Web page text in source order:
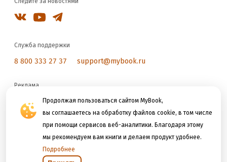
Продолжая пользоваться сайтом MyBook,
вы соглашаетесь на обработку файлов cookie, в том числе
при помощи сервисов веб-аналитики. Благодаря этому
мы рекомендуем вам книги и делаем продукт удобнее.
Подробнее
Служба поддержки
8 800 333 27 37 support@mybook.ru
Реклама
reklama@litres.ru
Мы принимаем к оплате